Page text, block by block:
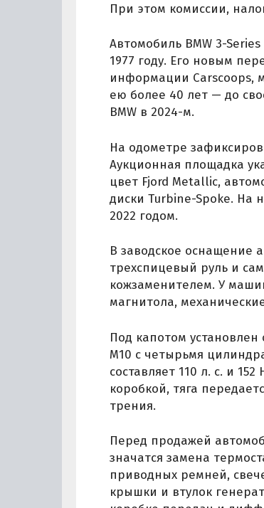
При этом комиссии,
Автомобиль BMW 3-
1977 году. Его новым
информации Carscoops,
ею более 40 лет — до
BMW в 2024-м.
На одометре
Аукционная площадка
цвет Fjord Metallic,
диски Turbine-Spoke. На
2022 годом.
В заводское оснащение
трехспицевый руль и
кожзаменителем. У
магнитола,
Под капотом
M10 с четырьмя
составляет 110 л. с. и
коробкой, тяга
трения.
Перед продажей
значатся замена
приводных ремней,
крышки и втулок